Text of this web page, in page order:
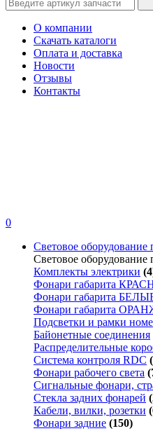
О компании
Скачать каталоги
Оплата и доставка
Новости
Отзывы
Контакты
0
Световое оборудование
Световое оборудование
Комплекты электрики
Фонари габарита
Фонари габарита
Фонари габарита
Подсветки и рамки
Байонетные соединения
Распределительные
Система контроля RDC
Фонари рабочего света
Сигнальные фонари,
Стекла задних фонарей
Кабели, вилки, розетки
Фонари задние (150)